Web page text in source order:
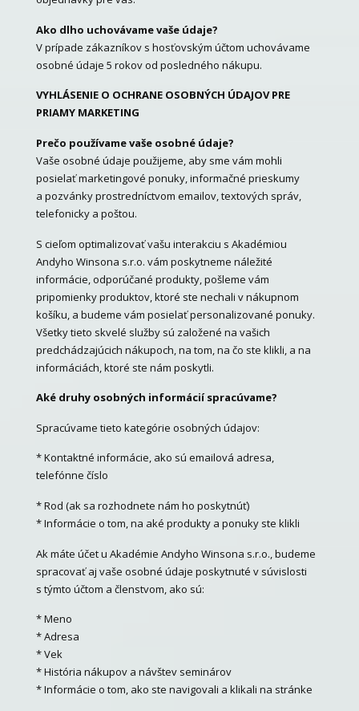
Ako dlho uchovávame vaše údaje?
V prípade zákazníkov s hosťovským účtom uchovávame
osobné údaje 5 rokov od posledného nákupu.
VYHLÁSENIE O OCHRANE OSOBNÝCH ÚDAJOV PRE
PRIAMY MARKETING
Prečo používame vaše osobné údaje?
Vaše osobné údaje použijeme, aby sme vám mohli
posielať marketingové ponuky, informačné prieskumy
a pozvánky prostredníctvom emailov, textových správ,
telefonicky a poštou.
S cieľom optimalizovať vašu interakciu s Akadémiou
Andyho Winsona s.r.o. vám poskytneme náležité
informácie, odporúčané produkty, pošleme vám
pripomienky produktov, ktoré ste nechali v nákupnom
košíku, a budeme vám posielať personalizované ponuky.
Všetky tieto skvelé služby sú založené na vašich
predchádzajúcich nákupoch, na tom, na čo ste klikli, a na
informáciách, ktoré ste nám poskytli.
Aké druhy osobných informácií spracúvame?
Spracúvame tieto kategórie osobných údajov:
* Kontaktné informácie, ako sú emailová adresa,
telefónne číslo
* Rod (ak sa rozhodnete nám ho poskytnúť)
* Informácie o tom, na aké produkty a ponuky ste klikli
Ak máte účet u Akadémie Andyho Winsona s.r.o., budeme
spracovať aj vaše osobné údaje poskytnuté v súvislosti
s týmto účtom a členstvom, ako sú:
* Meno
* Adresa
* Vek
* História nákupov a návštev seminárov
* Informácie o tom, ako ste navigovali a klikali na stránke